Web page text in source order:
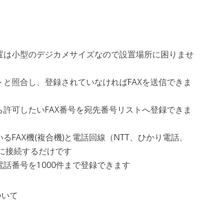
は小型のデジカメサイズなので設置場所に困りませ
照合し、登録されていなければFAXを送信できま
許可したいFAX番号を宛先番号リストへ登録できま
FAX機(複合機)と電話回線（NTT、ひかり電話、
接続するだけです
話番号を1000件まで登録できます
て